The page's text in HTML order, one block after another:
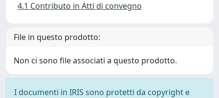
4.1 Contributo in Atti di convegno
File in questo prodotto:
Non ci sono file associati a questo prodotto.
I documenti in IRIS sono protetti da copyright e